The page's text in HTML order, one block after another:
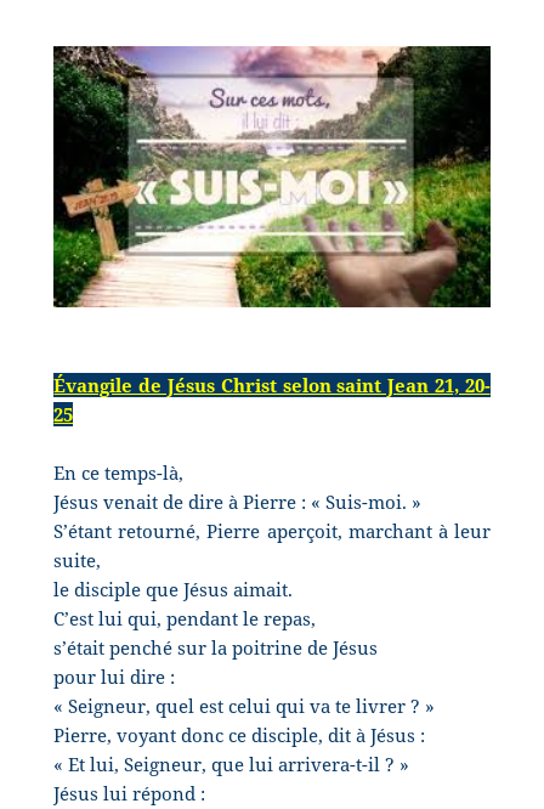
Évangile de Jésus Christ selon saint Jean 21, 20-
25
En ce temps-là,
Jésus venait de dire à Pierre : « Suis-moi. »
S’étant retourné, Pierre aperçoit, marchant à leur
suite,
le disciple que Jésus aimait.
C’est lui qui, pendant le repas,
s’était penché sur la poitrine de Jésus
pour lui dire :
« Seigneur, quel est celui qui va te livrer ? »
Pierre, voyant donc ce disciple, dit à Jésus :
« Et lui, Seigneur, que lui arrivera-t-il ? »
Jésus lui répond :